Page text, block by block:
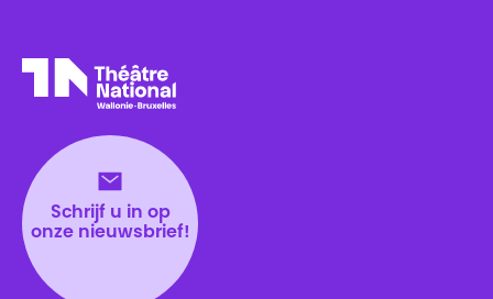
Schrijf u in op
onze nieuwsbrief!